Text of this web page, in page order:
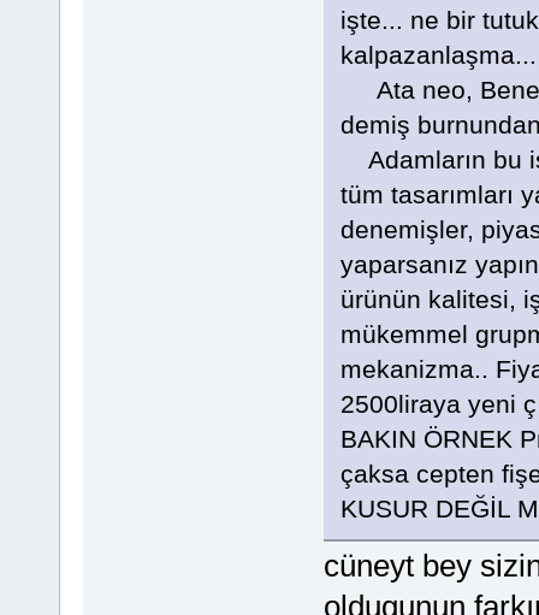
işte... ne bir
kalpazanlaşma...
Ata neo,
demiş
Adamların bu
tüm tasarımları
denemişler,
yaparsanız
ürünün kalitesi,
mükemmel
mekanizma..
2500liraya yeni
BAKIN ÖRNEK
çaksa cepten
KUSUR DEĞİL
cüneyt bey
oldugunun